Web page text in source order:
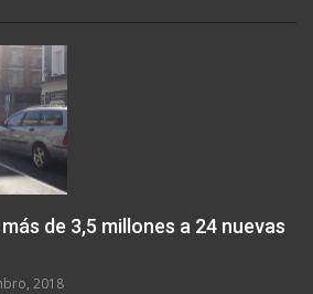
de 3,5 millones a 24 nuevas
2018